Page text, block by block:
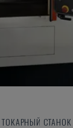
ТОКАРНЫЙ СТАНОК